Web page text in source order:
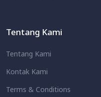
Tentang Kami
Tentang Kami
Kontak Kami
Terms & Conditions